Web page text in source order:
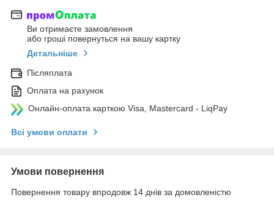
Ви отримаєте замовлення
або гроші повернуться на вашу картку
Детальніше
Післяплата
Оплата на рахунок
Онлайн-оплата карткою Visa, Mastercard - LiqPay
Всі умови оплати
Умови повернення
Повернення товару впродовж 14 днів за домовленістю